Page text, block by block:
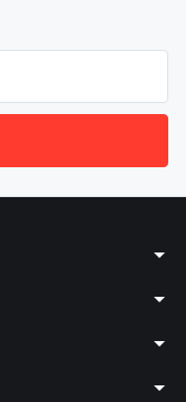
arrow_drop_down
arrow_drop_down
arrow_drop_down
arrow_drop_down